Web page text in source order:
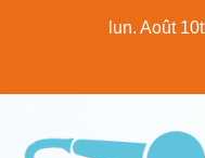
lun. Août